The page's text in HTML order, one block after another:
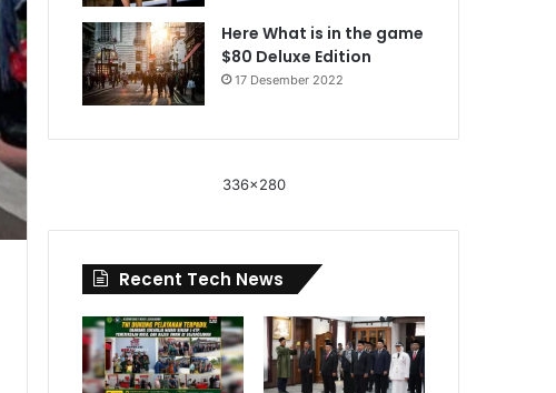
Here What is in the game
$80 Deluxe Edition
17 Desember 2022
336x280
Recent Tech News